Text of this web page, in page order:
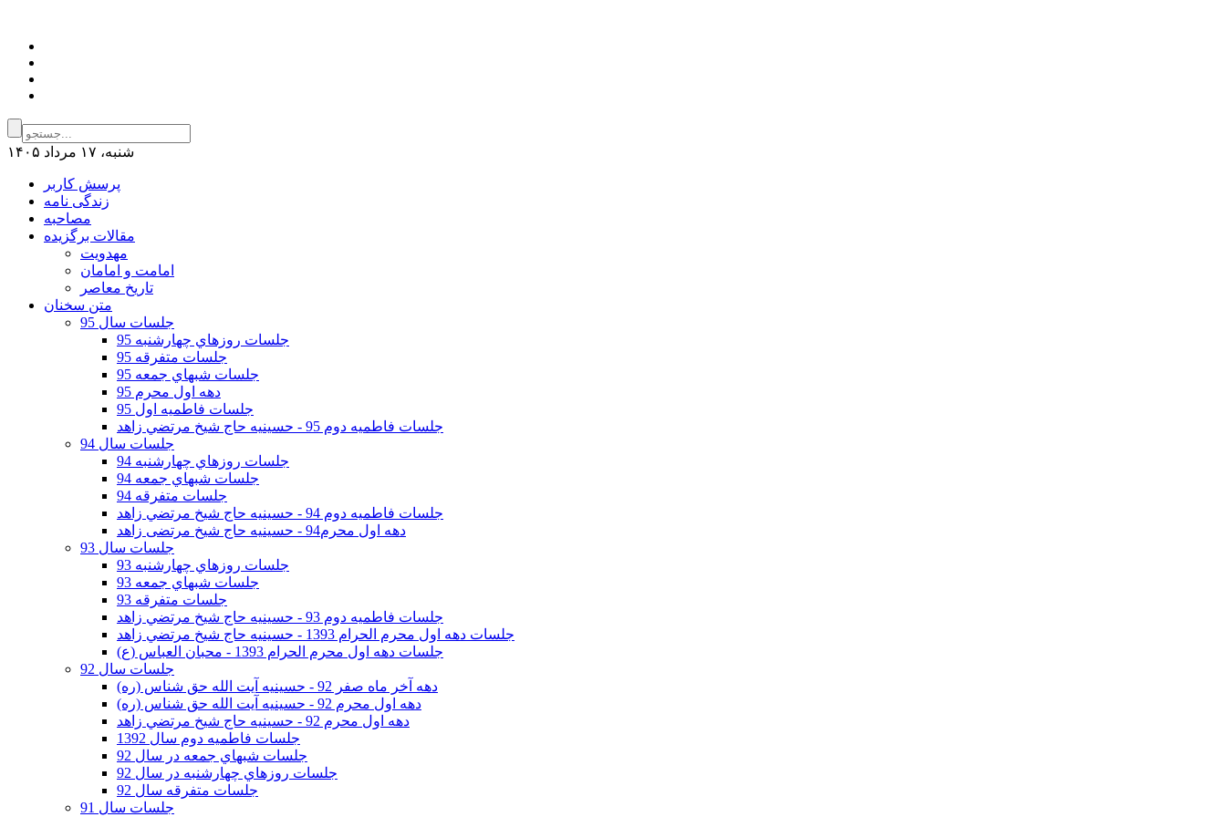
شنبه، ۱۷ مرداد ۱۴۰۵
پرسش کاربر
زندگی نامه
مصاحبه
مقالات برگزیده
مهدویت
امامت و امامان
تاریخ معاصر
متن سخنان
جلسات سال 95
جلسات روزهاي چهارشنبه 95
جلسات متفرقه 95
جلسات شبهاي جمعه 95
دهه اول محرم 95
جلسات فاطمیه اول 95
جلسات فاطمیه دوم 95 - حسينيه حاج شيخ مرتضي زاهد
جلسات سال 94
جلسات روزهاي چهارشنبه 94
جلسات شبهاي جمعه 94
جلسات متفرقه 94
جلسات فاطميه دوم 94 - حسينيه حاج شيخ مرتضي زاهد
دهه اول محرم94 - حسینیه حاج شیخ مرتضی زاهد
جلسات سال 93
جلسات روزهاي چهارشنبه 93
جلسات شبهاي جمعه 93
جلسات متفرقه 93
جلسات فاطميه دوم 93 - حسينيه حاج شيخ مرتضي زاهد
جلسات دهه اول محرم الحرام 1393 - حسينيه حاج شيخ مرتضي زاهد
جلسات دهه اول محرم الحرام 1393 - محبان العباس (ع)
جلسات سال 92
دهه آخر ماه صفر 92 - حسينيه آيت الله حق شناس (ره)
دهه اول محرم 92 - حسينيه آيت الله حق شناس (ره)
دهه اول محرم 92 - حسينيه حاج شيخ مرتضي زاهد
جلسات فاطميه دوم سال 1392
جلسات شبهاي جمعه در سال 92
جلسات روزهاي چهارشنبه در سال 92
جلسات متفرقه سال 92
جلسات سال 91